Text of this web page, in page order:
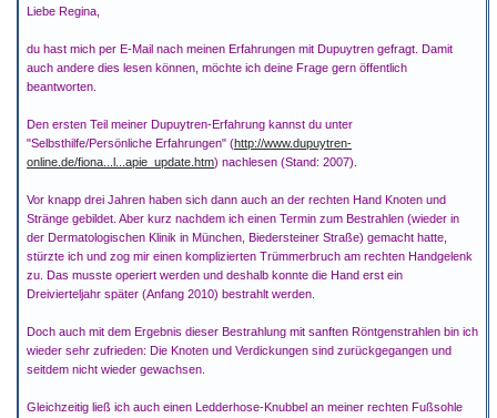
Liebe Regina,
du hast mich per E-Mail nach meinen Erfahrungen mit Dupuytren gefragt. Damit
auch andere dies lesen können, möchte ich deine Frage gern öffentlich
beantworten.
Den ersten Teil meiner Dupuytren-Erfahrung kannst du unter
"Selbsthilfe/Persönliche Erfahrungen" (http://www.dupuytren-
online.de/fiona...l...apie_update.htm) nachlesen (Stand: 2007).
Vor knapp drei Jahren haben sich dann auch an der rechten Hand Knoten und
Stränge gebildet. Aber kurz nachdem ich einen Termin zum Bestrahlen (wieder in
der Dermatologischen Klinik in München, Biedersteiner Straße) gemacht hatte,
stürzte ich und zog mir einen komplizierten Trümmerbruch am rechten Handgelenk
zu. Das musste operiert werden und deshalb konnte die Hand erst ein
Dreivierteljahr später (Anfang 2010) bestrahlt werden.
Doch auch mit dem Ergebnis dieser Bestrahlung mit sanften Röntgenstrahlen bin ich
wieder sehr zufrieden: Die Knoten und Verdickungen sind zurückgegangen und
seitdem nicht wieder gewachsen.
Gleichzeitig ließ ich auch einen Ledderhose-Knubbel an meiner rechten Fußsohle